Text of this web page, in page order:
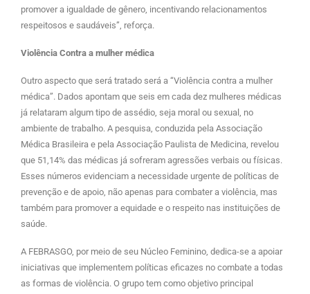
promover a igualdade de gênero, incentivando relacionamentos
respeitosos e saudáveis”, reforça.
Violência Contra a mulher médica
Outro aspecto que será tratado será a “Violência contra a mulher
médica”. Dados apontam que seis em cada dez mulheres médicas
já relataram algum tipo de assédio, seja moral ou sexual, no
ambiente de trabalho. A pesquisa, conduzida pela Associação
Médica Brasileira e pela Associação Paulista de Medicina, revelou
que 51,14% das médicas já sofreram agressões verbais ou físicas.
Esses números evidenciam a necessidade urgente de políticas de
prevenção e de apoio, não apenas para combater a violência, mas
também para promover a equidade e o respeito nas instituições de
saúde.
A FEBRASGO, por meio de seu Núcleo Feminino, dedica-se a apoiar
iniciativas que implementem políticas eficazes no combate a todas
as formas de violência. O grupo tem como objetivo principal